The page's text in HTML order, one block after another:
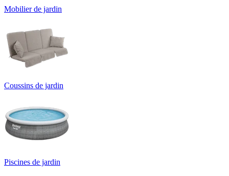
Mobilier de jardin
Coussins de jardin
Piscines de jardin